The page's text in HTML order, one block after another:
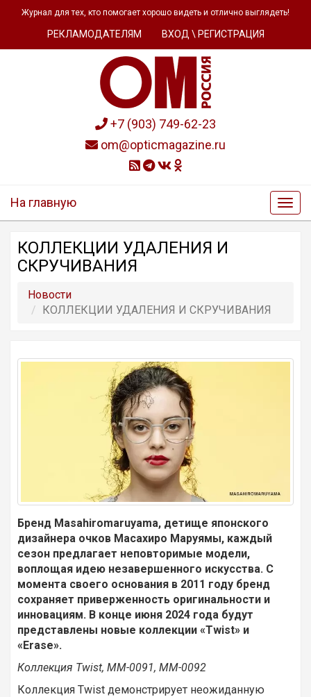
Журнал для тех, кто помогает хорошо видеть и отлично выглядеть!
РЕКЛАМОДАТЕЛЯМ ВХОД \ РЕГИСТРАЦИЯ
+7 (903) 749-62-23
om@opticmagazine.ru
На главную
КОЛЛЕКЦИИ УДАЛЕНИЯ И
СКРУЧИВАНИЯ
Новости
КОЛЛЕКЦИИ УДАЛЕНИЯ И СКРУЧИВАНИЯ
Бренд Masahiromaruyama, детище японского
дизайнера очков Масахиро Маруямы, каждый
сезон предлагает неповторимые модели,
воплощая идею незавершенного искусства. С
момента своего основания в 2011 году бренд
сохраняет приверженность оригинальности и
инновациям. В конце июня 2024 года будут
представлены новые коллекции «Twist» и
«Erase».
Коллекция Twist, ММ-0091, ММ-0092
Коллекция Twist демонстрирует неожиданную